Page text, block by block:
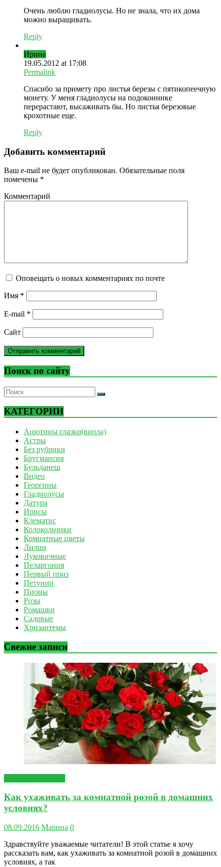
Очень люблю гладиолусы. Но не знала, что их дома
можно выращивать.
Reply
Ирина
19.05.2012 at 17:08
Permalink
Спасибо за примету про листья березы с пятикопеечную
монету. У меня гладиолусы на подоконнике
перерастают, высаживать бы. Но листья березовые
крохотные еще.
Reply
Добавить комментарий
Ваш e-mail не будет опубликован. Обязательные поля
помечены *
Комментарий
Оповещать о новых комментариях по почте
Имя *
E-mail *
Сайт
Поиск по сайту
КАТЕГОРИИ
Анютины глазки(виола)
Астры
Без рубрики
Бругмансия
Бульданеш
Видео
Георгины
Гладиолусы
Датура
Ирисы
Клематис
Колокольчики
Комнатные цветы
Лилии
Луковичные
Пеларгония
Первый приз
Петунии
Пионы
Розы
Ромашки
Садовые
Хризантемы
Свежие записи
Как ухаживать за комнатной розой в домашних
условиях?
08.09.2016 Марина 0
Здравствуйте уважаемые читатели! В этой статье я хочу
рассказать вам, как ухаживать за комнатной розой в домашних
условиях, а так